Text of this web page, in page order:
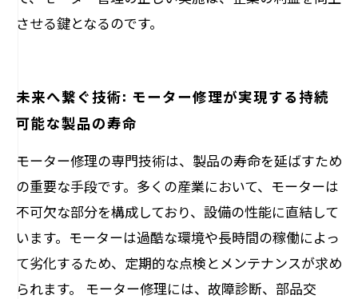
させる鍵となるのです。
未来へ繋ぐ技術: モーター修理が実現する持続
可能な製品の寿命
モーター修理の専門技術は、製品の寿命を延ばすため
の重要な手段です。多くの産業において、モーターは
不可欠な部分を構成しており、設備の性能に直結して
います。モーターは過酷な環境や長時間の稼働によっ
て劣化するため、定期的な点検とメンテナンスが求め
られます。 モーター修理には、故障診断、部品交